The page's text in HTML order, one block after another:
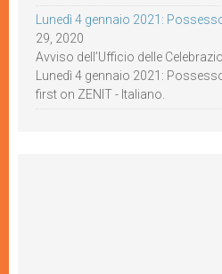
Lunedì 4 gennaio 2021:
29, 2020
Avviso dell’Ufficio delle
Lunedì 4 gennaio 2021:
first on ZENIT - Italiano.